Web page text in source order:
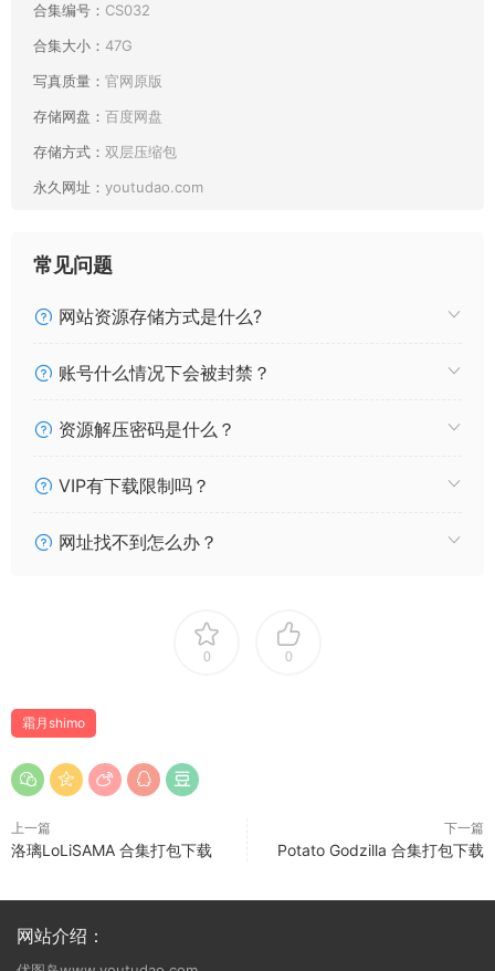
[115P143MB]
161 霜月shimo Azurlane Shinano N+U [24P123MB]
159 霜月shimo Bunny Shinano [20P132MB]
2026.05.30新增
157 霜月shimo Ganyu lingerie [15P102MB]
2026.05.25新增
156 霜月shimo Jirai kei Nurse 2026 [29P105MB]
2026.05.19新增
155 霜月shimo Cylene [34P72MB]
153 霜月shimo Shimos Day 2026 Part.2 [31P34MB]
152 霜月shimo Shimos Day 2026 Part.1 [33P37MB]
151 霜月shimo DL写真集Shimo’ Secret Office Vol.02
合集编号： CS032
合集大小： 47G
写真质量： 官网原版
存储网盘： 百度网盘
存储方式： 双层压缩包
永久网址： youtudao.com
常见问题
网站资源存储方式是什么?
账号什么情况下会被封禁？
资源解压密码是什么？
VIP有下载限制吗？
网址找不到怎么办？
0 0
霜月shimo
上一篇
洛璃LoLiSAMA 合集打包下载
下一篇
Potato Godzilla 合集打包下载
网站介绍：